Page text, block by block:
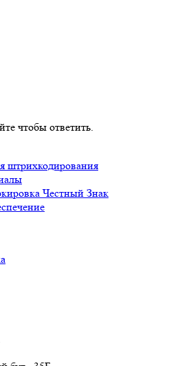
чтобы ответить.
штрихкодирования
Честный Знак